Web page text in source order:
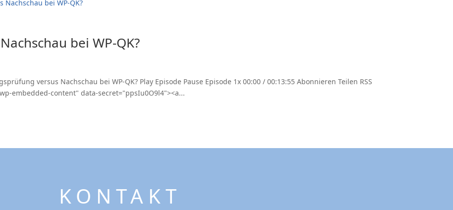
bei WP-QK?
versus Nachschau bei WP-QK? Play Episode Pause Episode 1x 00:00 / 00:13:55 Abonnieren Teilen RSS
embedded-content" data-secret="ppsIu0O9l4"><a...
KONTAKT